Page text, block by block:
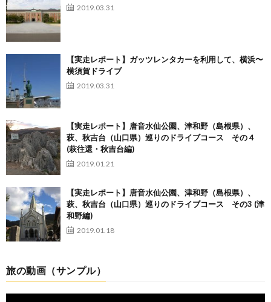
2019.03.31
【実走レポート】ガッツレンタカーを利用して、横浜〜
横須賀ドライブ
2019.03.31
【実走レポート】唐音水仙公園、津和野（島根県）、
萩、秋吉台（山口県）巡りのドライブコース その４
(萩往還・秋吉台編)
2019.01.21
【実走レポート】唐音水仙公園、津和野（島根県）、
萩、秋吉台（山口県）巡りのドライブコース その3 (津
和野編)
2019.01.18
旅の動画（サンプル）
動